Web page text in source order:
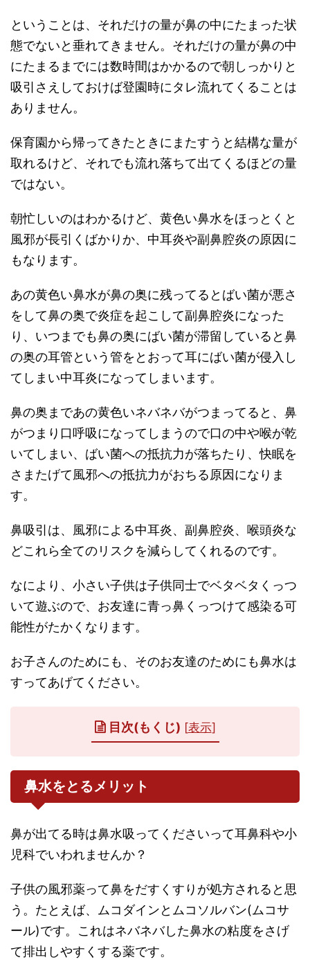
ということは、それだけの量が鼻の中にたまった状
態でないと垂れてきません。それだけの量が鼻の中
にたまるまでには数時間はかかるので朝しっかりと
吸引さえしておけば登園時にタレ流れてくることは
ありません。
保育園から帰ってきたときにまたすうと結構な量が
取れるけど、それでも流れ落ちて出てくるほどの量
ではない。
朝忙しいのはわかるけど、黄色い鼻水をほっとくと
風邪が長引くばかりか、中耳炎や副鼻腔炎の原因に
もなります。
あの黄色い鼻水が鼻の奥に残ってるとばい菌が悪さ
をして鼻の奥で炎症を起こして副鼻腔炎になった
り、いつまでも鼻の奥にばい菌が滞留していると鼻
の奥の耳管という管をとおって耳にばい菌が侵入し
てしまい中耳炎になってしまいます。
鼻の奥まであの黄色いネバネバがつまってると、鼻
がつまり口呼吸になってしまうので口の中や喉が乾
いてしまい、ばい菌への抵抗力が落ちたり、快眠を
さまたげて風邪への抵抗力がおちる原因になりま
す。
鼻吸引は、風邪による中耳炎、副鼻腔炎、喉頭炎な
どこれら全てのリスクを減らしてくれるのです。
なにより、小さい子供は子供同士でベタベタくっつ
いて遊ぶので、お友達に青っ鼻くっつけて感染る可
能性がたかくなります。
お子さんのためにも、そのお友達のためにも鼻水は
すってあげてください。
目次(もくじ) [表示]
鼻水をとるメリット
鼻が出てる時は鼻水吸ってくださいって耳鼻科や小
児科でいわれませんか？
子供の風邪薬って鼻をだすくすりが処方されると思
う。たとえば、ムコダインとムコソルバン(ムコサ
ール)です。これはネバネバした鼻水の粘度をさげ
て排出しやすくする薬です。